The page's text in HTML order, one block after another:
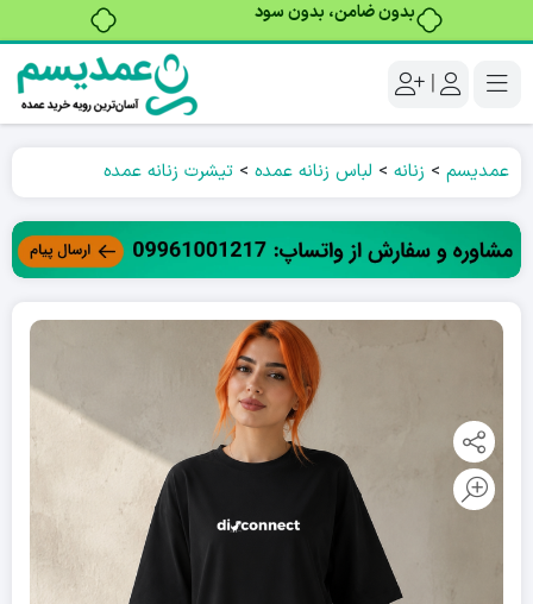
بدون ضامن، بدون سود
|
عمدیسم > زنانه > لباس زنانه عمده > تیشرت زنانه عمده